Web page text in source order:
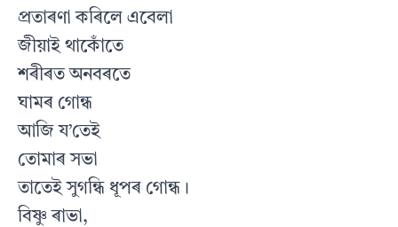
প্ৰতাৰণা কৰিলে এবেলা
জীয়াই থাকোঁতে
শৰীৰত অনবৰতে
ঘামৰ গোন্ধ
আজি য’তেই
তোমাৰ সভা
তাতেই সুগন্ধি ধূপৰ গোন্ধ।
বিষ্ণু ৰাভা,